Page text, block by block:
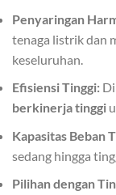
Penyaringan
tenaga listrik dan
keseluruhan.
Efisiensi Tinggi:
berkinerja tinggi
Kapasitas Beban
sedang hingga
Pilihan dengan